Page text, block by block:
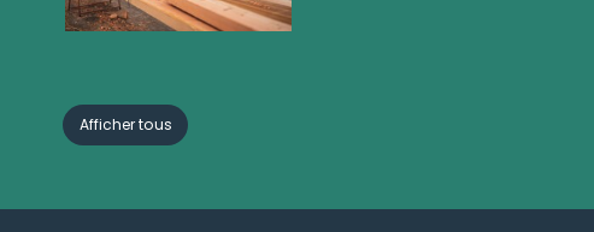
Afficher tous